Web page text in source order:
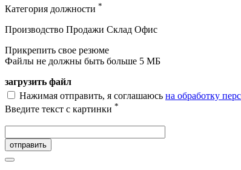
Категория должности *
Производство Продажи Склад Офис
Прикрепить свое резюме
Файлы не должны быть больше 5 МБ
загрузить файл
Нажимая отправить, я соглашаюсь на обработку
Введите текст с картинки *
отправить